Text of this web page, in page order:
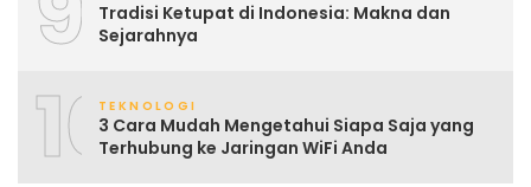
Tradisi Ketupat di Indonesia: Makna dan
Sejarahnya
10TEKNOLOGI
3 Cara Mudah Mengetahui Siapa Saja yang
Terhubung ke Jaringan WiFi Anda